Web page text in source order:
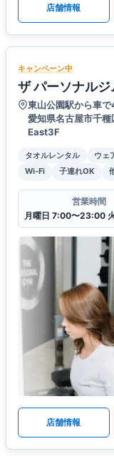
店舗情報
キャンペーン中
ザ パーソナル
東山公園駅から車
愛知県名古屋市千
East3F
タオルレンタル ウェ
Wi-Fi
子連れOK
営業時間
店舗情報